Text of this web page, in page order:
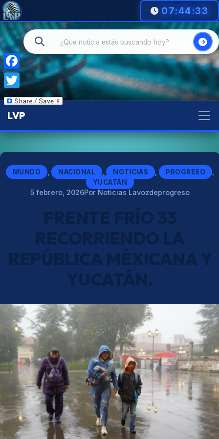
07:44:35
LVP
MUNDO , NACIONAL , NOTICIAS , PROGRESO
YUCATÁN
5 febrero, 2026Por Noticias Lavozdeprogreso
FRENTE FRÍO 33
RECORRIENDO LA
REPÚBLICA MÉXICANA Y
YUCATÁN.
Facebook
Twitter